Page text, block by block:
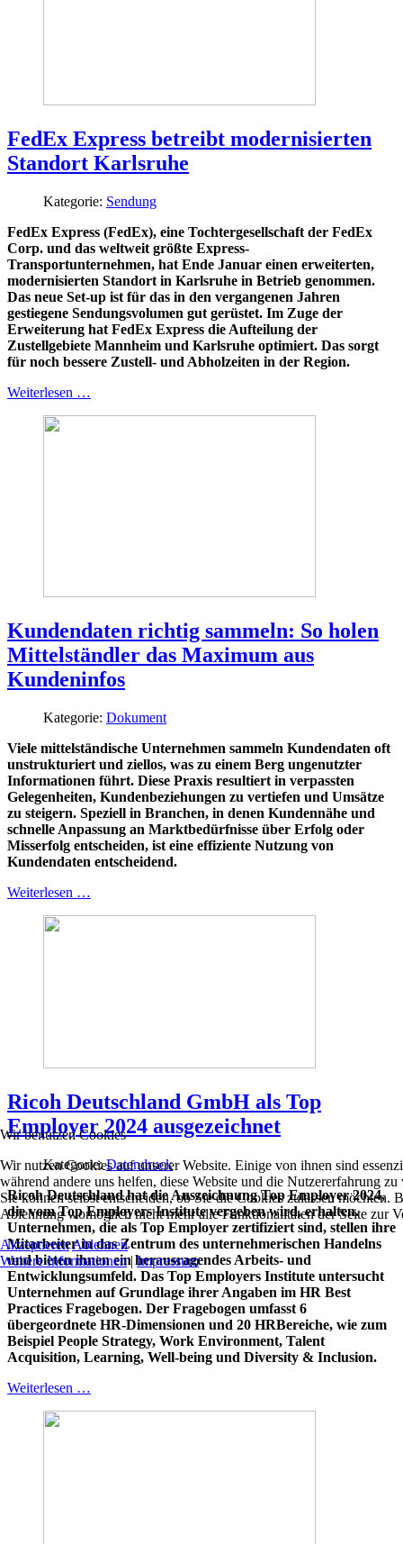
FedEx Express betreibt modernisierten
Standort Karlsruhe
Kategorie: Sendung
FedEx Express (FedEx), eine Tochtergesellschaft der FedEx
Corp. und das weltweit größte Express-
Transportunternehmen, hat Ende Januar einen erweiterten,
modernisierten Standort in Karlsruhe in Betrieb genommen.
Das neue Set-up ist für das in den vergangenen Jahren
gestiegene Sendungsvolumen gut gerüstet. Im Zuge der
Erweiterung hat FedEx Express die Aufteilung der
Zustellgebiete Mannheim und Karlsruhe optimiert. Das sorgt
für noch bessere Zustell- und Abholzeiten in der Region.
Weiterlesen …
Kundendaten richtig sammeln: So holen
Mittelständler das Maximum aus
Kundeninfos
Kategorie: Dokument
Viele mittelständische Unternehmen sammeln Kundendaten oft
unstrukturiert und ziellos, was zu einem Berg ungenutzter
Informationen führt. Diese Praxis resultiert in verpassten
Gelegenheiten, Kundenbeziehungen zu vertiefen und Umsätze
zu steigern. Speziell in Branchen, in denen Kundennähe und
schnelle Anpassung an Marktbedürfnisse über Erfolg oder
Misserfolg entscheiden, ist eine effiziente Nutzung von
Kundendaten entscheidend.
Weiterlesen …
Ricoh Deutschland GmbH als Top
Employer 2024 ausgezeichnet
Kategorie:Datendruck
Ricoh Deutschland hat die Auszeichnung Top Employer 2024,
die vom Top Employers Institute vergeben wird, erhalten.
Unternehmen, die als Top Employer zertifiziert sind, stellen ihre
Mitarbeiter in das Zentrum des unternehmerischen Handelns
und bieten ihnen ein herausragendes Arbeits- und
Entwicklungsumfeld. Das Top Employers Institute untersucht
Unternehmen auf Grundlage ihrer Angaben im HR Best
Practices Fragebogen. Der Fragebogen umfasst 6
übergeordnete HR-Dimensionen und 20 HRBereiche, wie zum
Beispiel People Strategy, Work Environment, Talent
Acquisition, Learning, Well-being und Diversity & Inclusion.
Weiterlesen …
Wir benutzen Cookies
Wir nutzen Cookies auf unserer Website. Einige von ihnen sind
während andere uns helfen, diese Website und die Nutzererfahrung
Sie können selbst entscheiden, ob Sie die Cookies zulassen möchten.
Ablehnung womöglich nicht mehr alle Funktionalitäten der Seite zur
AkzeptierenAblehnen
Weitere Informationen|Impressum